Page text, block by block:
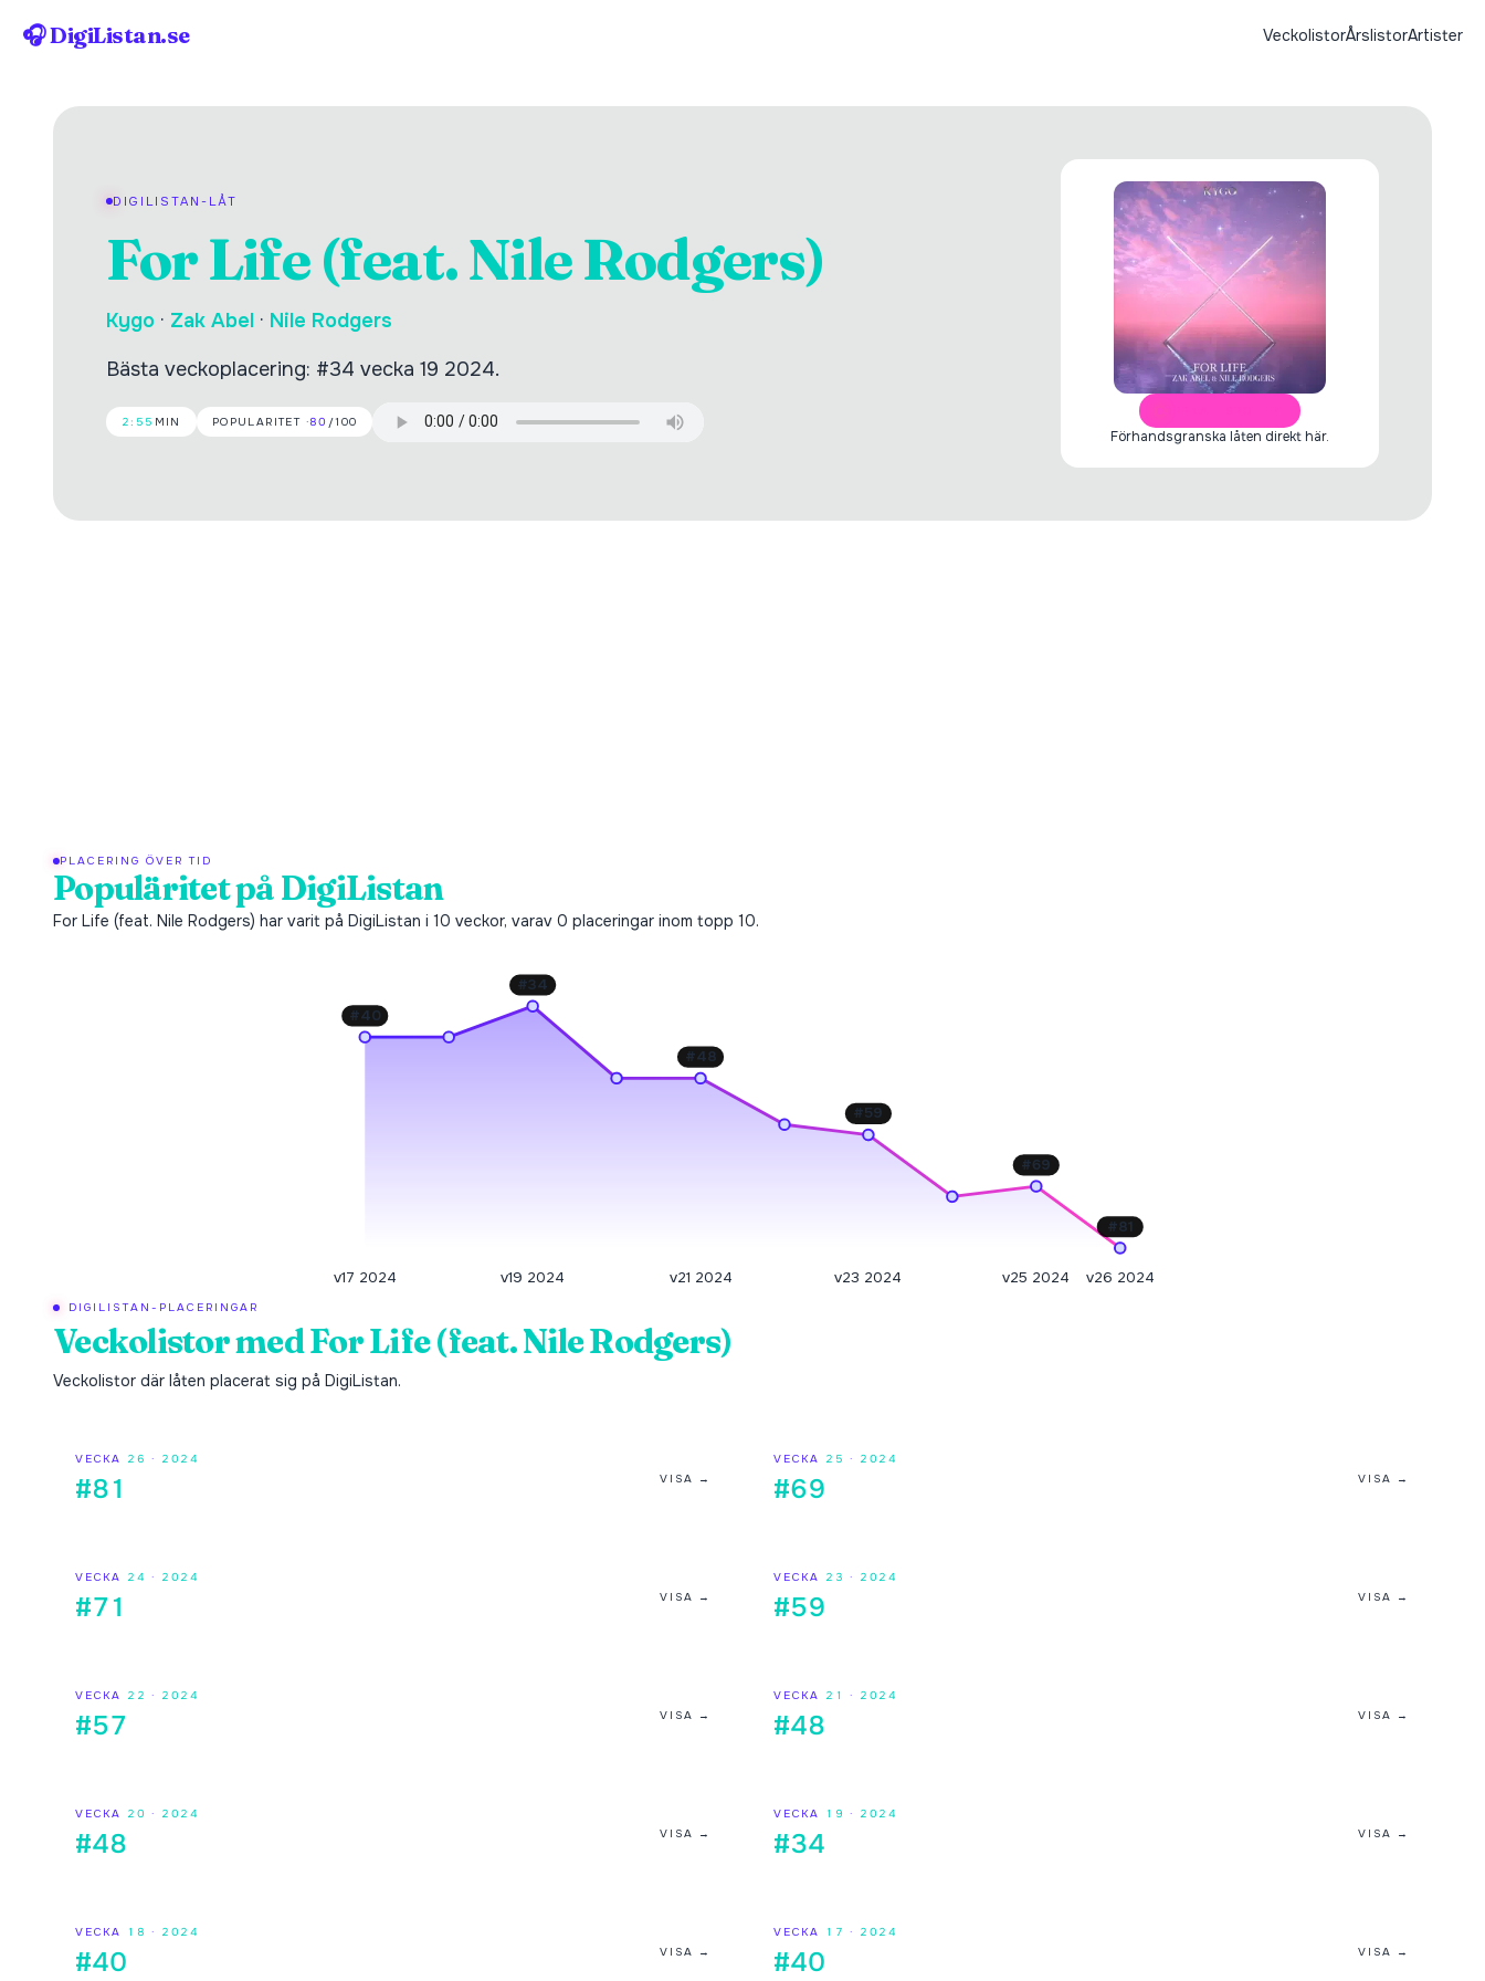
🎧 DigiListan.se VeckolistorÅrslistorArtister
DIGILISTAN-LÅT
For Life (feat. Nile Rodgers)
Kygo · Zak Abel · Nile Rodgers
Bästa veckoplacering: #34 vecka 19 2024.
2:55 MIN POPULARITET ·80 /100
Förhandsgranska låten direkt här.
PLACERING ÖVER TID
Populäritet på DigiListan
For Life (feat. Nile Rodgers) har varit på DigiListan i 10 veckor, varav 0 placeringar inom topp 10.
#40
#34
#48
#59
#69
#81
v17 2024 v19 2024 v21 2024 v23 2024 v25 2024 v26 2024
DIGILISTAN-PLACERINGAR
Veckolistor medFor Life (feat. Nile Rodgers)
Veckolistor där låten placerat sig på DigiListan.
VECKA 26 · 2024
#81 VISA →
VECKA 25 · 2024
#69 VISA →
VECKA 24 · 2024
#71 VISA →
VECKA 23 · 2024
#59 VISA →
VECKA 22 · 2024
#57 VISA →
VECKA 21 · 2024
#48 VISA →
VECKA 20 · 2024
#48 VISA →
VECKA 19 · 2024
#34 VISA →
VECKA 18 · 2024
#40 VISA →
VECKA 17 · 2024
#40 VISA →